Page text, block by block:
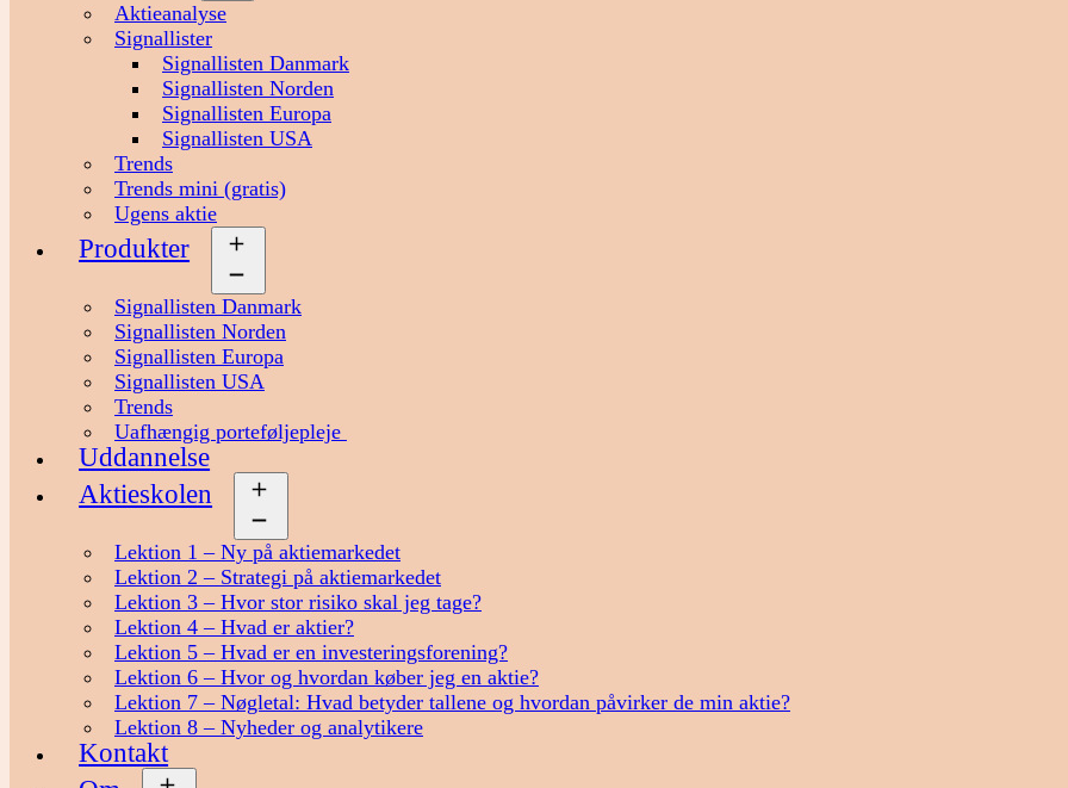
Aktieanalyse
Signallister
Signallisten Danmark
Signallisten Norden
Signallisten Europa
Signallisten USA
Trends
Trends mini (gratis)
Ugens aktie
Produkter
Signallisten Danmark
Signallisten Norden
Signallisten Europa
Signallisten USA
Trends
Uafhængig porteføljepleje
Uddannelse
Aktieskolen
Lektion 1 – Ny på aktiemarkedet
Lektion 2 – Strategi på aktiemarkedet
Lektion 3 – Hvor stor risiko skal jeg tage?
Lektion 4 – Hvad er aktier?
Lektion 5 – Hvad er en investeringsforening?
Lektion 6 – Hvor og hvordan køber jeg en aktie?
Lektion 7 – Nøgletal: Hvad betyder tallene og hvordan påvirker de min aktie?
Lektion 8 – Nyheder og analytikere
Kontakt